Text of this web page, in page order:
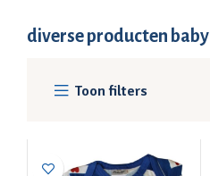
diverse producten baby
Toon filters